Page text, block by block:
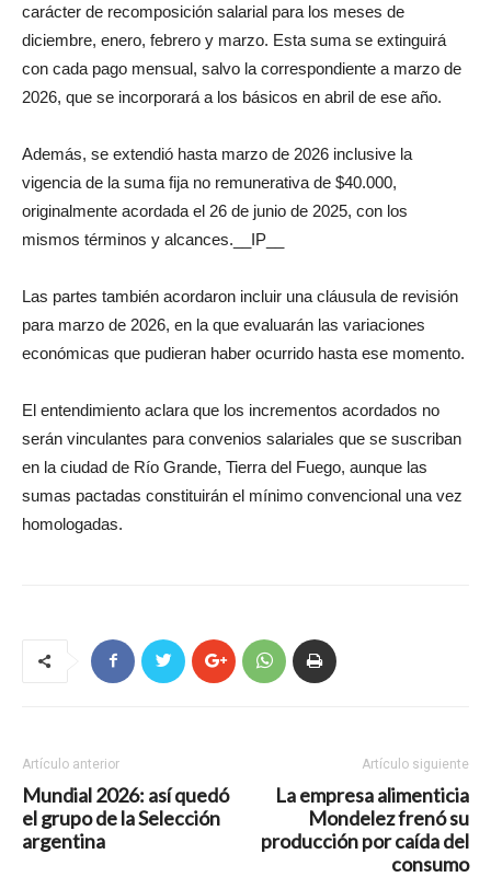
carácter de recomposición salarial para los meses de
diciembre, enero, febrero y marzo. Esta suma se extinguirá
con cada pago mensual, salvo la correspondiente a marzo de
2026, que se incorporará a los básicos en abril de ese año.
Además, se extendió hasta marzo de 2026 inclusive la
vigencia de la suma fija no remunerativa de $40.000,
originalmente acordada el 26 de junio de 2025, con los
mismos términos y alcances. __IP__
Las partes también acordaron incluir una cláusula de revisión
para marzo de 2026, en la que evaluarán las variaciones
económicas que pudieran haber ocurrido hasta ese momento.
El entendimiento aclara que los incrementos acordados no
serán vinculantes para convenios salariales que se suscriban
en la ciudad de Río Grande, Tierra del Fuego, aunque las
sumas pactadas constituirán el mínimo convencional una vez
homologadas.
Artículo anterior
Mundial 2026: así quedó
el grupo de la Selección
argentina
Artículo siguiente
La empresa alimenticia
Mondelez frenó su
producción por caída del
consumo